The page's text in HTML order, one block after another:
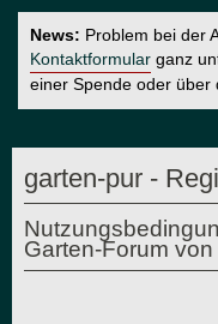
News: Problem bei der
Kontaktformular ganz
einer Spende oder über
garten-pur -
Garten-Forum